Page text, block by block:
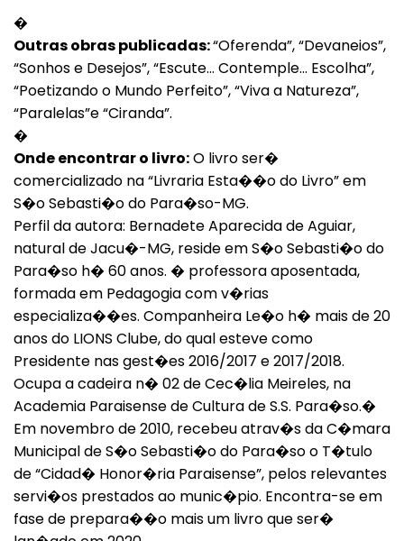
Voltar
�
Outras obras publicadas:“Oferenda”, “Devaneios”,
“Sonhos e Desejos”, “Escute... Contemple... Escolha”,
“Poetizando o Mundo Perfeito”, “Viva a Natureza”,
“Paralelas”e “Ciranda”.
�
Onde encontrar o livro:O livro ser�
comercializado na “Livraria Esta��o do Livro” em
S�o Sebasti�o do Para�so-MG.
Perfil da autora: Bernadete Aparecida de Aguiar,
natural de Jacu�-MG, reside em S�o Sebasti�o do
Para�so h� 60 anos. � professora aposentada,
formada em Pedagogia com v�rias
especializa��es. Companheira Le�o h� mais de 20
anos do LIONS Clube, do qual esteve como
Presidente nas gest�es 2016/2017 e 2017/2018.
Ocupa a cadeira n� 02 de Cec�lia Meireles, na
Academia Paraisense de Cultura de S.S. Para�so.�
Em novembro de 2010, recebeu atrav�s da C�mara
Municipal de S�o Sebasti�o do Para�so o T�tulo
de “Cidad� Honor�ria Paraisense”, pelos relevantes
servi�os prestados ao munic�pio. Encontra-se em
fase de prepara��o mais um livro que ser�